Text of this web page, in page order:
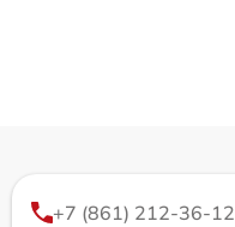
+7 (861) 212-36-12